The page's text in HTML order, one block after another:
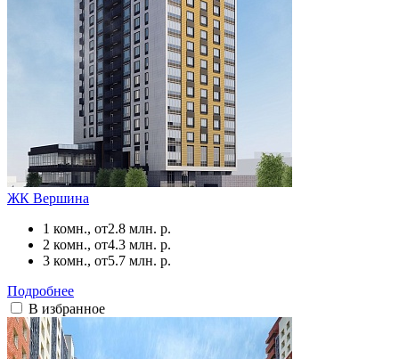
ЖК Вершина
1 комн., от2.8 млн. р.
2 комн., от4.3 млн. р.
3 комн., от5.7 млн. р.
Подробнее
В избранное